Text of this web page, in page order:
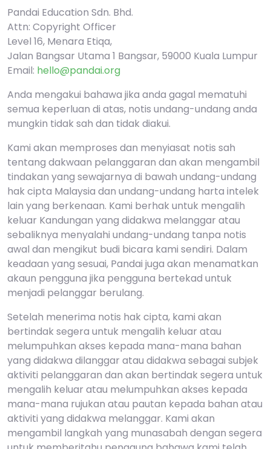
Pandai Education Sdn. Bhd.
Attn: Copyright Officer
Level 16, Menara Etiqa,
Jalan Bangsar Utama 1 Bangsar, 59000 Kuala Lumpur
Email: hello@pandai.org
Anda mengakui bahawa jika anda gagal mematuhi
semua keperluan di atas, notis undang-undang anda
mungkin tidak sah dan tidak diakui.
Kami akan memproses dan menyiasat notis sah
tentang dakwaan pelanggaran dan akan mengambil
tindakan yang sewajarnya di bawah undang-undang
hak cipta Malaysia dan undang-undang harta intelek
lain yang berkenaan. Kami berhak untuk mengalih
keluar Kandungan yang didakwa melanggar atau
sebaliknya menyalahi undang-undang tanpa notis
awal dan mengikut budi bicara kami sendiri. Dalam
keadaan yang sesuai, Pandai juga akan menamatkan
akaun pengguna jika pengguna bertekad untuk
menjadi pelanggar berulang.
Setelah menerima notis hak cipta, kami akan
bertindak segera untuk mengalih keluar atau
melumpuhkan akses kepada mana-mana bahan
yang didakwa dilanggar atau didakwa sebagai subjek
aktiviti pelanggaran dan akan bertindak segera untuk
mengalih keluar atau melumpuhkan akses kepada
mana-mana rujukan atau pautan kepada bahan atau
aktiviti yang didakwa melanggar. Kami akan
mengambil langkah yang munasabah dengan segera